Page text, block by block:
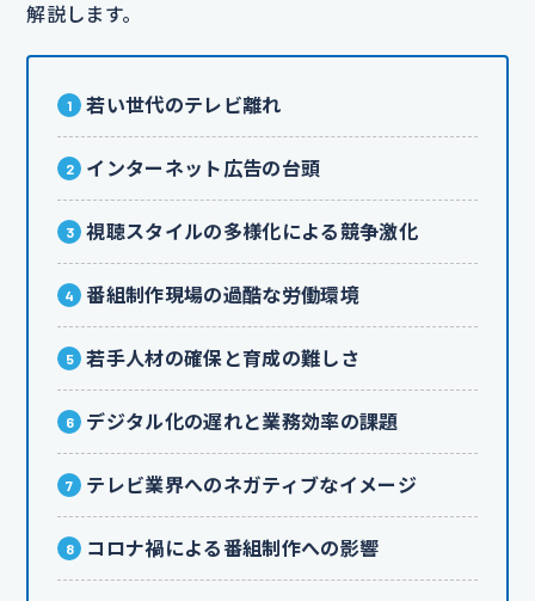
解説します。
若い世代のテレビ離れ
インターネット広告の台頭
視聴スタイルの多様化による競争激化
番組制作現場の過酷な労働環境
若手人材の確保と育成の難しさ
デジタル化の遅れと業務効率の課題
テレビ業界へのネガティブなイメージ
コロナ禍による番組制作への影響